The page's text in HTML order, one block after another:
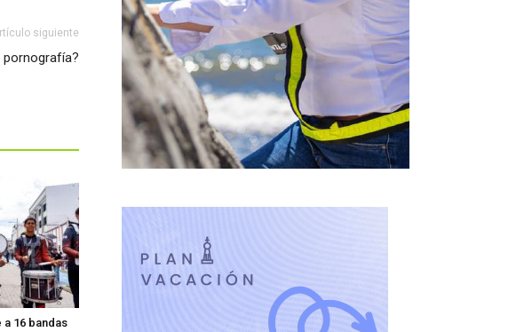
siguiente
pornografía?
a 16 bandas